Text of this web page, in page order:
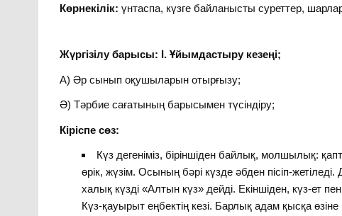
Көрнекілік: үнтаспа, күзге байланысты суреттер,
Жүргізілу барысы: І. Ұйымдастыру кезеңі;
А) Әр сынып оқушыларын отырғызу;
Ә) Тәрбие сағатының барысымен түсіндіру;
Кіріспе сөз:
Күз дегеніміз, біріншіден байлық, молшылық:
өрік, жүзім. Осының бәрі күзде әбден пісіп-
халық күзді «Алтын күз» дейді. Екіншіден, күз-ет
Күз-қауырыт еңбектің кезі. Барлық адам қысқа